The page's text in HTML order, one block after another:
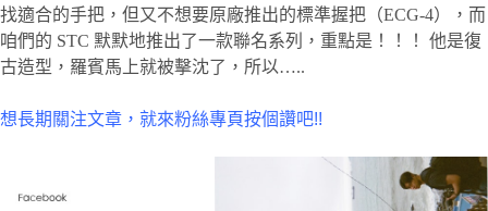
找適合的手把，但又不想要原廠推出的標準握把（ECG-4），而
咱們的 STC 默默地推出了一款聯名系列，重點是！！！ 他是復
古造型，羅賓馬上就被擊沈了，所以…..
想長期關注文章，就來粉絲專頁按個讚吧!!